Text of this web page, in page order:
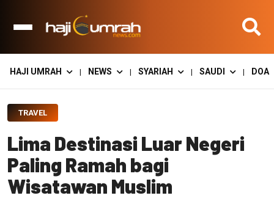
HAJI UMRAH | NEWS | SYARIAH | SAUDI | DOA
TRAVEL
Lima Destinasi Luar Negeri
Paling Ramah bagi
Wisatawan Muslim